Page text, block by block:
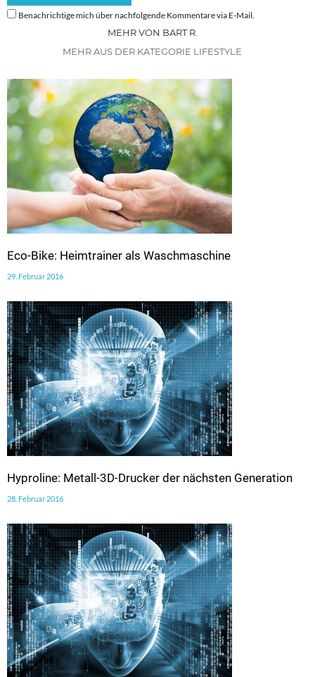
Benachrichtige mich über nachfolgende Kommentare via E-Mail.
MEHR VON BART R.
MEHR AUS DER KATEGORIE LIFESTYLE
Eco-Bike: Heimtrainer als Waschmaschine
29. Februar 2016
Hyproline: Metall-3D-Drucker der nächsten Generation
28. Februar 2016